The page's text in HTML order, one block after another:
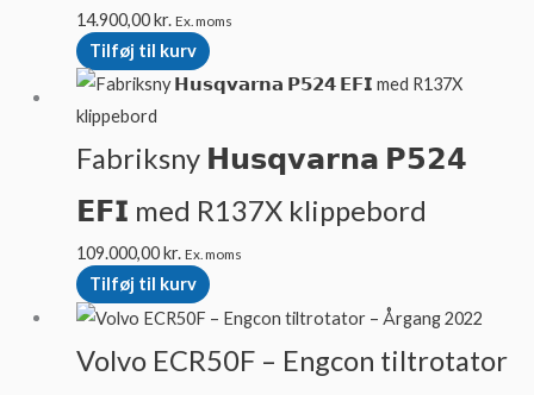
14.900,00kr. Ex. moms
Tilføj til kurv
Fabriksny 𝗛𝘂𝘀𝗾𝘃𝗮𝗿𝗻𝗮 𝗣𝟱𝟮𝟰
𝗘𝗙𝗜 med R137X klippebord
109.000,00kr. Ex. moms
Tilføj til kurv
Volvo ECR50F – Engcon tiltrotator